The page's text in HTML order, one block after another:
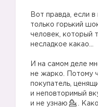
Вот правда, если
только горький
человек, который
несладкое какао…
И на самом деле
не жарко. Потому
покупатель,
и неповторимый
и не узнаю
.